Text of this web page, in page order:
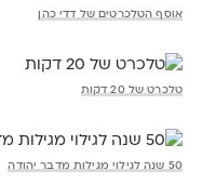
אוסף הטלכרטים של דדי כהן
טלכרט של 20 דקות
50 שנה לגילוי מגילות מדבר יהודה